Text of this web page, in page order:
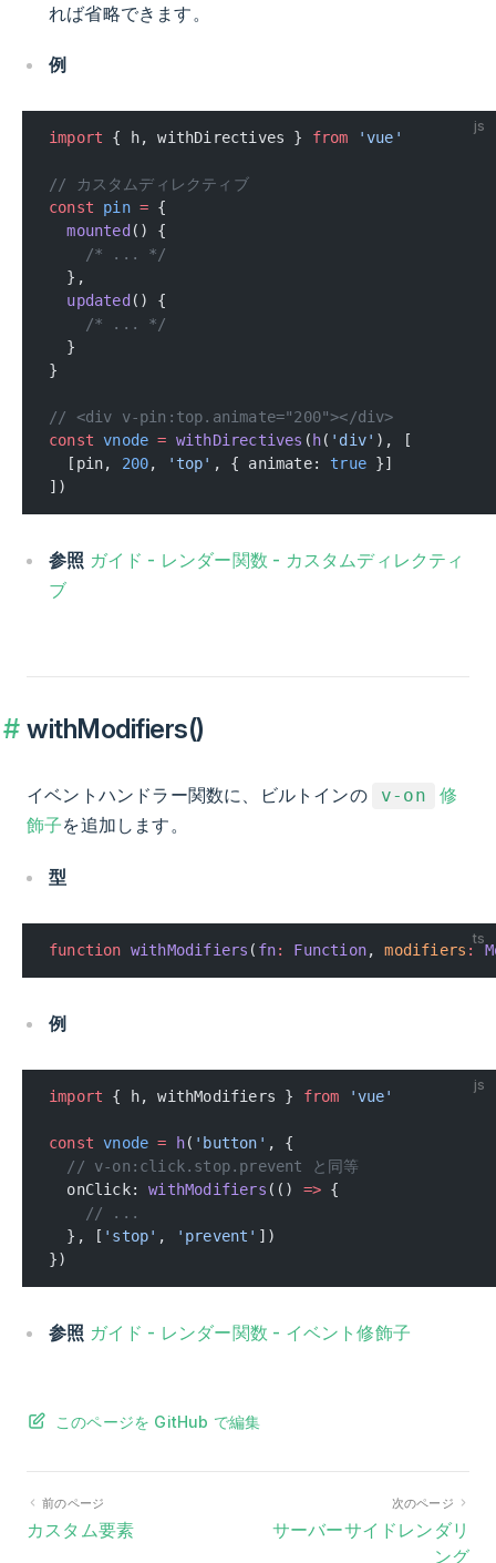
れば省略できます。
例
js
import { h, withDirectives } from 'vue'
// カスタムディレクティブ
const pin = {
  mounted
() {
    /* ... */
  },
  updated
() {
    /* ... */
  }
}
// <div v-pin:top.animate="200"></div>
const vnode = withDirectives ( h( 'div' ), [
  [pin,
200, 'top' , { animate: true }]
])
参照 ガイド - レンダー関数 - カスタムディレクティ
ブ
withModifiers()
イベントハンドラー関数に、ビルトインの v-on
修
飾子を追加します。
型
ts
function withModifiers ( fn: Function, modifiers :
例
js
import { h, withModifiers } from 'vue'
const vnode = h( 'button' , {
  // v-on:click.stop.prevent と同等
  onClick:
withModifiers (() => {
    // ...
  }, [
'stop' , 'prevent' ])
})
参照 ガイド - レンダー関数 - イベント修飾子
このページを GitHub で編集
前のページ
カスタム要素
次のページ
サーバーサイドレンダリ
ング